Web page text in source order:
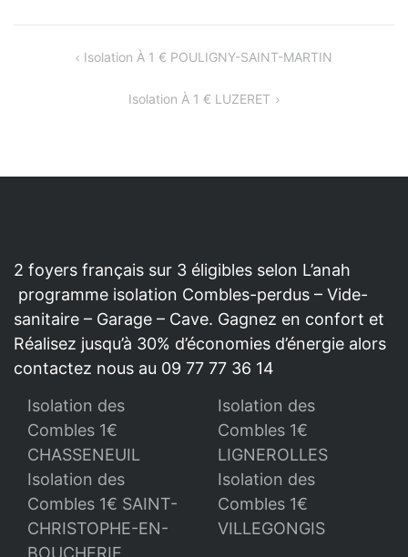
NAVIGATIONIsolation À 1 € POULIGNY-SAINT-MARTIN
Isolation À 1 € LUZERET
2 foyers français sur 3 éligibles selon L’anah
programme isolation Combles-perdus – Vide-
sanitaire – Garage – Cave. Gagnez en confort et
Réalisez jusqu’à 30% d’économies d’énergie alors
contactez nous au 09 77 77 36 14
Isolation des
Combles 1€
CHASSENEUIL
Isolation des
Combles 1€
LIGNEROLLES
Isolation des
Combles 1€ SAINT-
CHRISTOPHE-EN-
BOUCHERIE
Isolation des
Combles 1€
VILLEGONGIS